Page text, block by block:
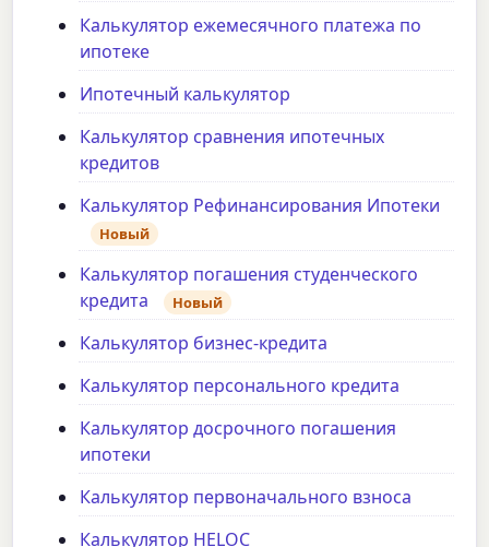
Калькулятор ежемесячного платежа по
ипотеке
Ипотечный калькулятор
Калькулятор сравнения ипотечных
кредитов
Калькулятор Рефинансирования Ипотеки
Новый
Калькулятор погашения студенческого
кредита
Новый
Калькулятор бизнес-кредита
Калькулятор персонального кредита
Калькулятор досрочного погашения
ипотеки
Калькулятор первоначального взноса
Калькулятор HELOC